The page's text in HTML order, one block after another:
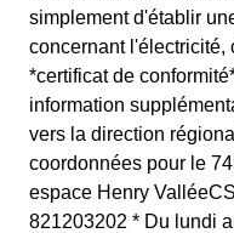
simplement d'établir
concernant l'électricité,
*certificat de
information
vers la direction
coordonnées pour le
espace Henry
821203202 * Du lundi